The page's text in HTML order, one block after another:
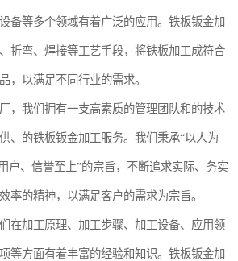
备等多个领域有着广泛的应用。铁板钣金加
折弯、焊接等工艺手段，将铁板加工成符合
，以满足不同行业的需求。
，我们拥有一支高素质的管理团队和的技术
、的铁板钣金加工服务。我们秉承“以人为
户、信誉至上”的宗旨，不断追求实际、务实
率的精神，以满足客户的需求为宗旨。
在加工原理、加工步骤、加工设备、应用领
等方面有着丰富的经验和知识。铁板钣金加